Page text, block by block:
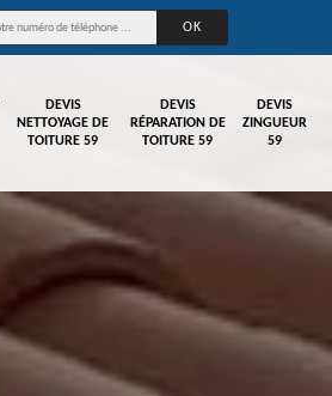
DEVIS
NETTOYAGE DE
TOITURE 59
DEVIS
RÉPARATION DE
TOITURE 59
DEVIS
ZINGUEUR
59